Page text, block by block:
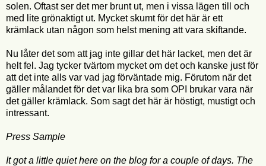
solen. Oftast ser det mer brunt ut, men i vissa lägen till och
med lite grönaktigt ut. Mycket skumt för det här är ett
krämlack utan någon som helst mening att vara skiftande.
Nu låter det som att jag inte gillar det här lacket, men det är
helt fel. Jag tycker tvärtom mycket om det och kanske just för
att det inte alls var vad jag förväntade mig. Förutom när det
gäller målandet för det var lika bra som OPI brukar vara när
det gäller krämlack. Som sagt det här är höstigt, mustigt och
intressant.
Press Sample
It got a little quiet here on the blog for a couple of days. The